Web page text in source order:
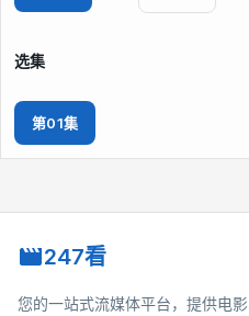
选集
第01集
247看
您的一站式流媒体平台，提供电